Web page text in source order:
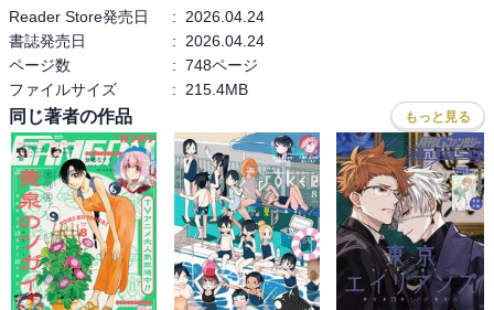
Reader Store発売日
:
2026.04.24
書誌発売日
:
2026.04.24
ページ数
: 748ページ
ファイルサイズ
: 215.4MB
同じ著者の作品 もっと見る